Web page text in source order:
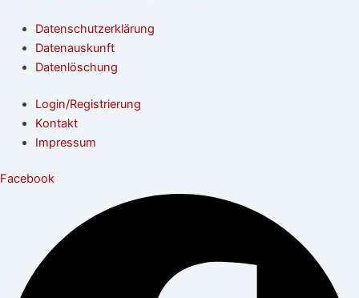
Datenschutzerklärung
Datenauskunft
Datenlöschung
Login/Registrierung
Kontakt
Impressum
Facebook